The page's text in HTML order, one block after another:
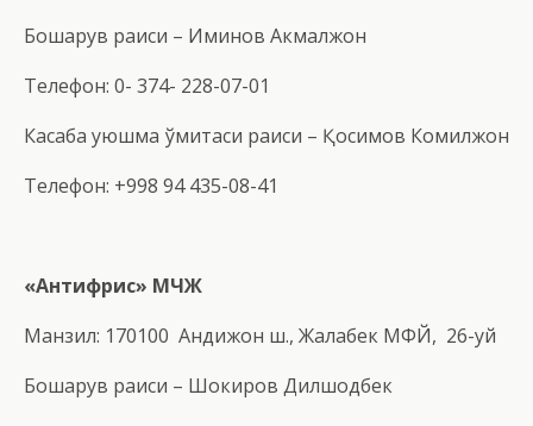
Бошқарув раиси – Иминов Акмалжон
Телефон: 0- 374- 228-07-01
Касаба уюшма қўмитаси раиси – Қосимов Комилжон
Телефон: +998 94 435-08-41
«Антифрис» МЧЖ
Манзил: 170100 Андижон ш., Жалабек МФЙ, 26-уй
Бошқарув раиси – Шокиров Дилшодбек